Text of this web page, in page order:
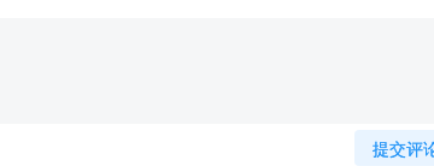
提交评